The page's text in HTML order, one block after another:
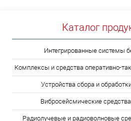
Каталог
Интегрированные системы
Комплексы и средства оперативно-
Устройства сбора и
Вибросейсмические
Радиолучевые и радиоволновые